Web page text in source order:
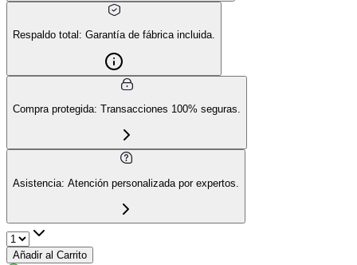
Respaldo total: Garantía de fábrica incluida.
Compra protegida: Transacciones 100% seguras.
Asistencia: Atención personalizada por expertos.
Añadir al Carrito